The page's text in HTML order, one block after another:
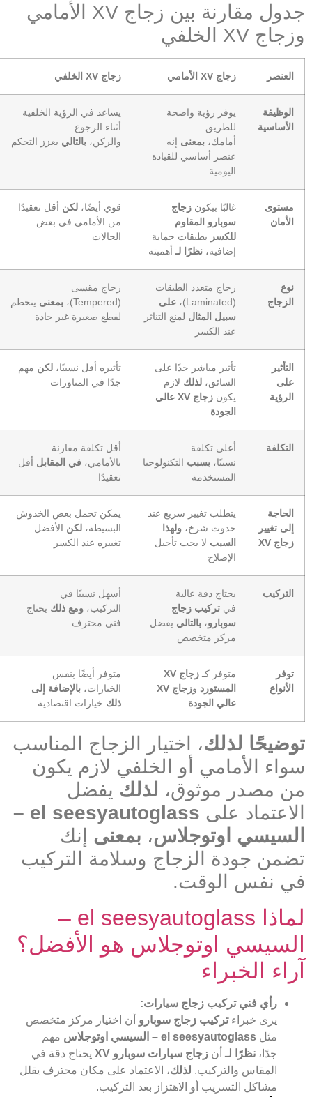
جدول مقارنة بين زجاج XV الأمامي
وزجاج XV الخلفي
العنصر زجاج XV الأمامي زجاج XV الخلفي
الوظيفة
الأساسية
يوفر رؤية واضحة
للطريق
أمامك، بمعنى إنه
عنصر أساسي للقيادة
اليومية
يساعد في الرؤية الخلفية
أثناء الرجوع
والركن، بالتالي يعزز التحكم
مستوى
الأمان
غالبًا بيكون زجاج
سوبارو المقاوم
للكسر بطبقات حماية
إضافية، نظرًا لـأهميته
قوي أيضًا، لكن أقل تعقيدًا
من الأمامي في بعض
الحالات
نوع
الزجاج
زجاج متعدد الطبقات
(Laminated)،
على
سبيل المثال لمنع التناثر
عند الكسر
زجاج مقسى
(Tempered)،
بمعنى يتحطم
لقطع صغيرة غير حادة
التأثير
على
الرؤية
تأثير مباشر جدًا على
السائق، لذلك لازم
يكون
زجاج XV عالي
الجودة
تأثيره أقل نسبيًا، لكن مهم
جدًا في المناورات
التكلفة
أعلى تكلفة
نسبيًا، بسبب التكنولوجيا
المستخدمة
أقل تكلفة مقارنة
بالأمامي، في المقابل أقل
تعقيدًا
الحاجة
إلى تغيير
زجاج XV
يتطلب تغيير سريع عند
حدوث شرخ، ولهذا
السبب لا يجب تأجيل
الإصلاح
يمكن تحمل بعض الخدوش
البسيطة، لكن الأفضل
تغييره عند الكسر
التركيب
يحتاج دقة عالية
في تركيب زجاج
سوبارو، بالتالي يفضل
مركز متخصص
أسهل نسبيًا في
التركيب، ومع ذلك يحتاج
فني محترف
توفر
الأنواع
متوفر كـ
زجاج XV
المستورد و
زجاج XV
عالي الجودة
متوفر أيضًا بنفس
الخيارات، بالإضافة إلى
ذلك خيارات اقتصادية
توضيحًا لذلك، اختيار الزجاج المناسب
سواء الأمامي أو الخلفي لازم يكون
من مصدر موثوق، لذلك يفضل
الاعتماد على
el seesyautoglass –
السيسي اوتوجلاس، بمعنى إنك
تضمن جودة الزجاج وسلامة التركيب
في نفس الوقت.
لماذا el seesyautoglass –
السيسي اوتوجلاس هو الأفضل؟
آراء الخبراء
رأي فني تركيب زجاج سيارات:
يرى خبراء تركيب زجاج سوبارو أن اختيار مركز متخصص
مثل el seesyautoglass – السيسي اوتوجلاس
مهم
جدًا، نظرًا لـأن زجاج سيارات سوبارو XV
يحتاج دقة في
المقاس والتركيب. لذلك، الاعتماد على مكان محترف يقلل
مشاكل التسريب أو الاهتزاز بعد التركيب.